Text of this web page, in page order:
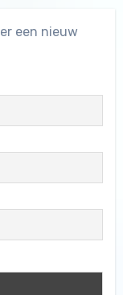
een nieuw